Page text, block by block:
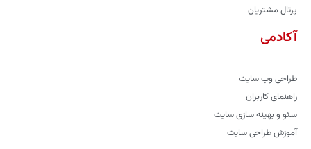
پرتال مشتریان
آکادمی
طراحی وب سایت
راهنمای کاربران
سئو و بهینه سازی سایت
آموزش طراحی سایت